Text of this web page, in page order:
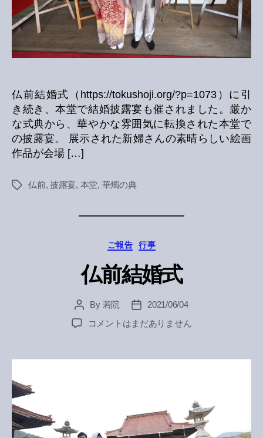
仏前結婚式（https://tokushoji.org/?p=1073）に引
き続き、本堂で結婚披露宴も催されました。厳か
な式典から、華やかな雰囲気に転換された本堂で
の披露宴。 展示された新婦さんの素晴らしい絵画
作品が会場 […]
Tags仏前, 披露宴, 本堂, 華燭の典
Categories
ご報告 行事
仏前結婚式
Post
author
By 若院
Post
date
2021/06/04
仏
婚
コメントはまだありません